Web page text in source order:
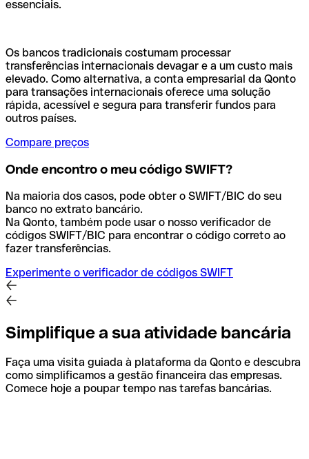
essenciais.
Os bancos tradicionais costumam processar
transferências internacionais devagar e a um custo mais
elevado. Como alternativa, a conta empresarial da Qonto
para transações internacionais oferece uma solução
rápida, acessível e segura para transferir fundos para
outros países.
Compare preços
Onde encontro o meu código SWIFT?
Na maioria dos casos, pode obter o SWIFT/BIC do seu
banco no extrato bancário.
Na Qonto, também pode usar o nosso verificador de
códigos SWIFT/BIC para encontrar o código correto ao
fazer transferências.
Experimente o verificador de códigos SWIFT
Simplifique a sua atividade bancária
Faça uma visita guiada à plataforma da Qonto e descubra
como simplificamos a gestão financeira das empresas.
Comece hoje a poupar tempo nas tarefas bancárias.